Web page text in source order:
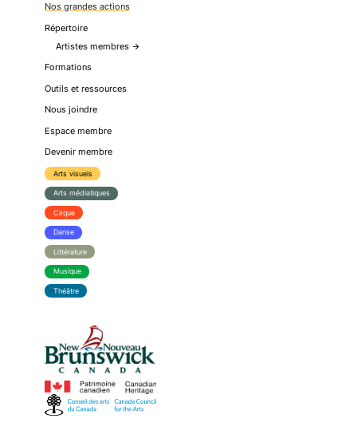
Nos grandes actions
Répertoire
Artistes membres arrow_forward
Formations
Outils et ressources
Nous joindre
Espace membre
Devenir membre
Arts visuels
Arts médiatiques
Cirque
Danse
Littérature
Musique
Théâtre